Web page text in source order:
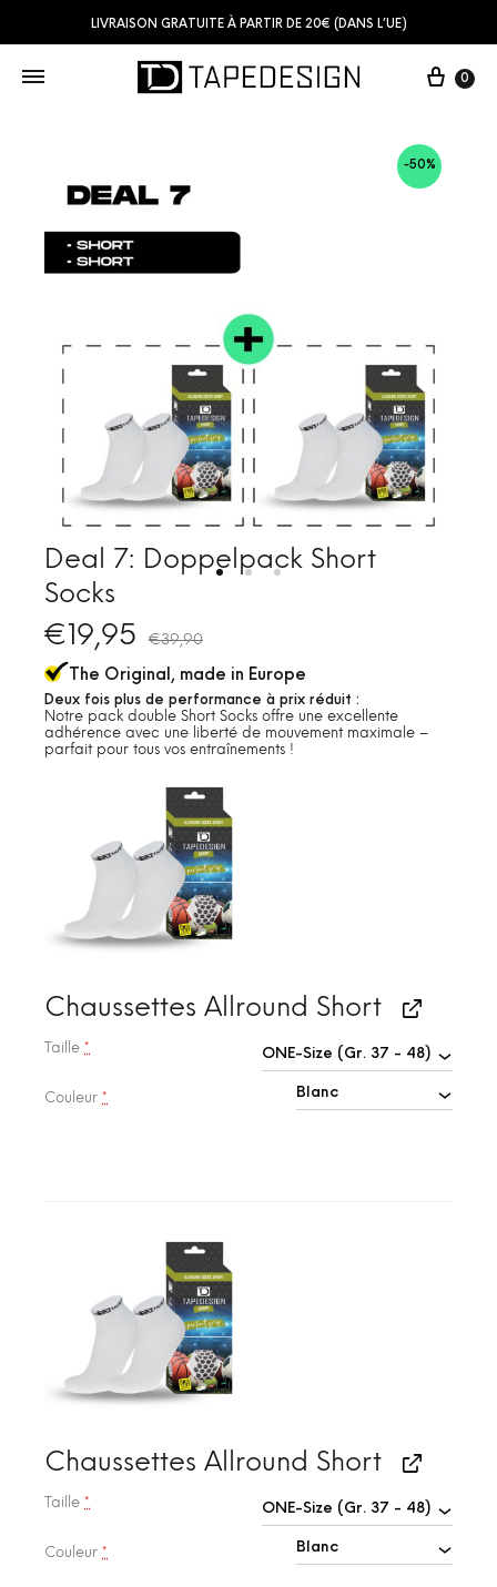
LIVRAISON GRATUITE À PARTIR DE 20€ (DANS L’UE)
0
-50%
Deal 7: Doppelpack Short
Socks
€ 19,95 €39,90
The Original, made in Europe
Deux fois plus de performance à prix réduit :
Notre pack double Short Socks offre une excellente
adhérence avec une liberté de mouvement maximale –
parfait pour tous vos entraînements !
Chaussettes Allround Short
Taille *
Couleur *
Chaussettes Allround Short
Taille *
Couleur *